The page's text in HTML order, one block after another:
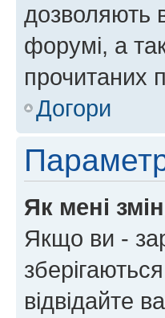
дозволяють
форумі, а
прочитаних
Догори
Як мені
Якщо ви -
відвідайте